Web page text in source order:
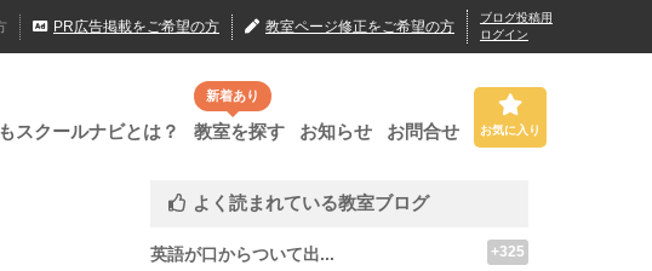
PR広告掲載をご希望の方 教室ページ修正をご希望の方
ブログ投稿用
ログイン
スクールナビとは？
新着あり
教室を探す お知らせ お問合せ お気に入り
よく読まれている教室ブログ
英語が口からついて出... +325